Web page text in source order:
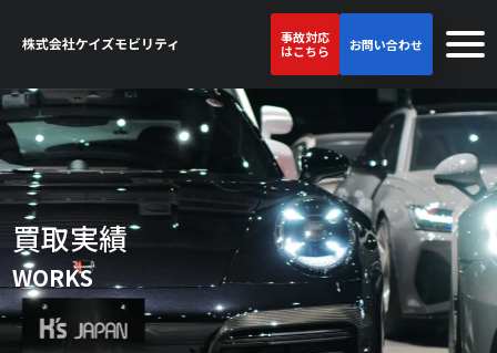
事故対応
はこちら
お問い合わせ
買取実績
WORKS